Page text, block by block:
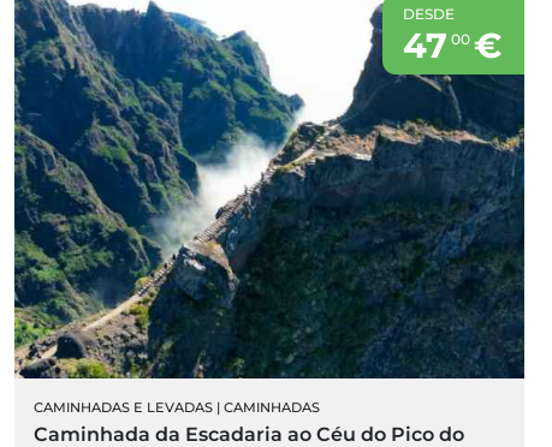
DESDE
47 00 €
CAMINHADAS E LEVADAS | CAMINHADAS
Caminhada da Escadaria ao Céu do Pico do